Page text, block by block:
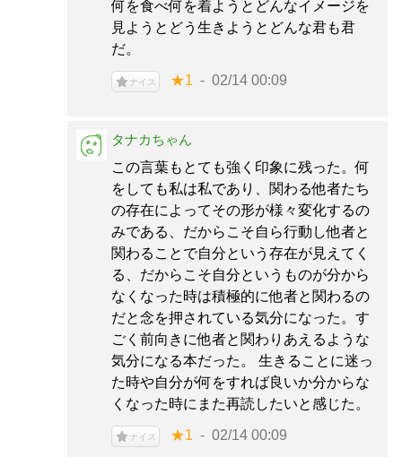
何を食べ何を着ようとどんなイメージを
見ようとどう生きようとどんな君も君
だ。
ナイス ★1 02/14 00:09
タナカちゃん
この言葉もとても強く印象に残った。何
をしても私は私であり、関わる他者たち
の存在によってその形が様々変化するの
みである、だからこそ自ら行動し他者と
関わることで自分という存在が見えてく
る、だからこそ自分というものが分から
なくなった時は積極的に他者と関わるの
だと念を押されている気分になった。す
ごく前向きに他者と関わりあえるような
気分になる本だった。 生きることに迷っ
た時や自分が何をすれば良いか分からな
くなった時にまた再読したいと感じた。
ナイス ★1 02/14 00:09